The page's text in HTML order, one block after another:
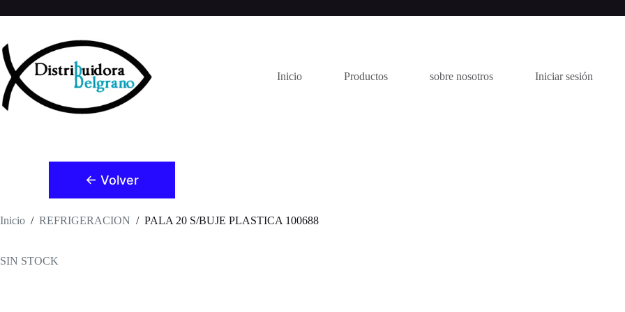
al
Inicio Productos sobre nosotros Iniciar sesión
← Volver
Inicio / REFRIGERACION / PALA 20 S/BUJE PLASTICA 100688
SIN STOCK